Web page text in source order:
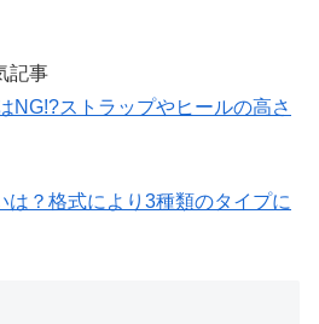
記事
NG!?ストラップやヒールの高さ
は？格式により3種類のタイプに